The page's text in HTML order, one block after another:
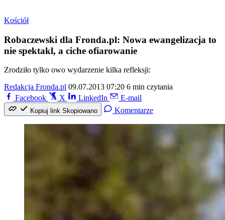
Kościół
Robaczewski dla Fronda.pl: Nowa ewangelizacja to
nie spektakl, a ciche ofiarowanie
Zrodziło tylko owo wydarzenie kilka refleksji:
Redakcja Fronda.pl 09.07.2013 07:20 6 min czytania
Facebook
X LinkedIn E-mail
Kopiuj link Skopiowano Komentarze